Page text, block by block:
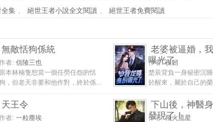
全集 、 絕世王者小說全文閱讀 、 絕世王者免費閱讀
無敵恬狗係統
者: 信陵三也
原本林楠隻想當一個任勞任怨的恬
，但老天非要和他作對，終於係...
老婆被逼婚，
曝光了
作者:夜韌
楚辰背負一身秘密沉
於醒來，屬於自己的
天王令
者: 一粒塵埃
下山後，神醫
發現了！
作者:飛火流星